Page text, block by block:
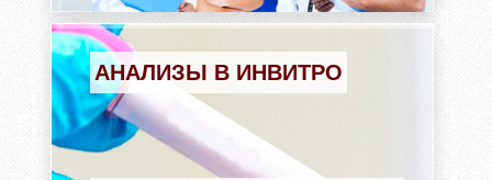
АНАЛИЗЫ В ИНВИТРО